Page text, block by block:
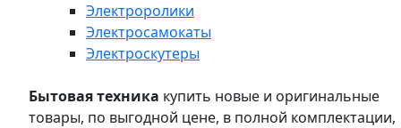
Электроролики
Электросамокаты
Электроскутеры
Бытовая техника купить новые и оригинальные
товары, по выгодной цене, в полной комплектации,